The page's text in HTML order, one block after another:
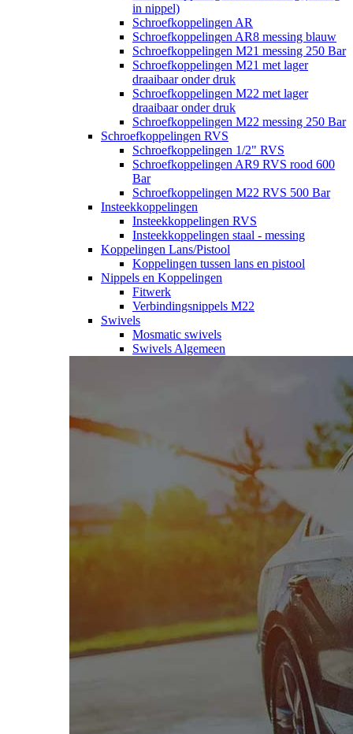
in nippel)
Schroefkoppelingen AR
Schroefkoppelingen AR8 messing blauw
Schroefkoppelingen M21 messing 250 Bar
Schroefkoppelingen M21 met lager
draaibaar onder druk
Schroefkoppelingen M22 met lager
draaibaar onder druk
Schroefkoppelingen M22 messing 250 Bar
Schroefkoppelingen RVS
Schroefkoppelingen 1/2" RVS
Schroefkoppelingen AR9 RVS rood 600
Bar
Schroefkoppelingen M22 RVS 500 Bar
Insteekkoppelingen
Insteekkoppelingen RVS
Insteekkoppelingen staal - messing
Koppelingen Lans/Pistool
Koppelingen tussen lans en pistool
Nippels en Koppelingen
Fitwerk
Verbindingsnippels M22
Swivels
Mosmatic swivels
Swivels Algemeen